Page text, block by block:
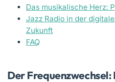
Das musikalische Herz:
Jazz Radio in der
Zukunft
FAQ
Der Frequenzwechsel: